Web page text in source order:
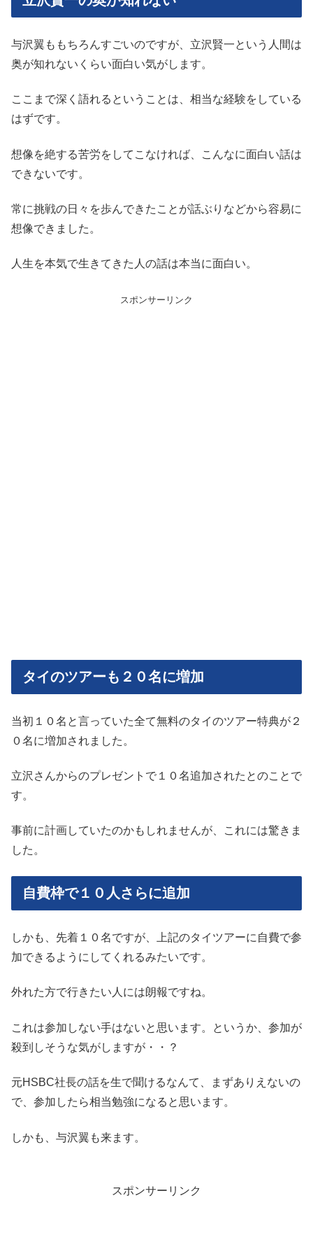
与沢翼ももちろんすごいのですが、立沢賢一という人間は
奥が知れないくらい面白い気がします。
ここまで深く語れるということは、相当な経験をしている
はずです。
想像を絶する苦労をしてこなければ、こんなに面白い話は
できないです。
常に挑戦の日々を歩んできたことが話ぶりなどから容易に
想像できました。
人生を本気で生きてきた人の話は本当に面白い。
スポンサーリンク
タイのツアーも２０名に増加
当初１０名と言っていた全て無料のタイのツアー特典が２
０名に増加されました。
立沢さんからのプレゼントで１０名追加されたとのことで
す。
事前に計画していたのかもしれませんが、これには驚きま
した。
自費枠で１０人さらに追加
しかも、先着１０名ですが、上記のタイツアーに自費で参
加できるようにしてくれるみたいです。
外れた方で行きたい人には朗報ですね。
これは参加しない手はないと思います。というか、参加が
殺到しそうな気がしますが・・？
元HSBC社長の話を生で聞けるなんて、まずありえないの
で、参加したら相当勉強になると思います。
しかも、与沢翼も来ます。
スポンサーリンク